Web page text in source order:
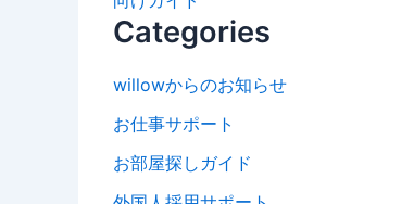
Categories
willowからのお知らせ
お仕事サポート
お部屋探しガイド